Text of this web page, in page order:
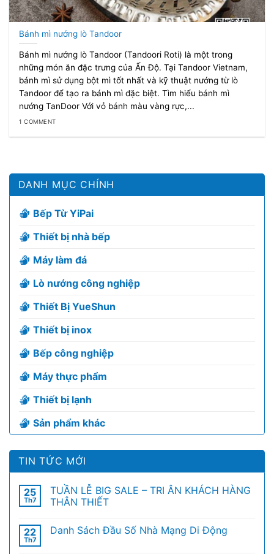
Bánh mì nướng lò Tandoor
Bánh mì nướng lò Tandoor (Tandoori Roti) là một trong
những món ăn đặc trưng của Ấn Độ. Tại Tandoor Vietnam,
bánh mì sử dụng bột mì tốt nhất và kỹ thuật nướng từ lò
Tandoor để tạo ra bánh mì đặc biệt. Tìm hiểu bánh mì
nướng TanDoor Với vỏ bánh màu vàng rực,...
1 COMMENT
DANH MỤC CHÍNH
Bếp Từ YiPai
Thiết bị nhà bếp
Máy làm đá
Lò nướng công nghiệp
Thiết Bị YueShun
Thiết bị inox
Bếp công nghiệp
Máy thực phẩm
Thiết bị lạnh
Sản phẩm khác
TIN TỨC MỚI
25
Th7
TUẦN LỄ BIG SALE – TRI ÂN KHÁCH HÀNG
THÂN THIẾT
22
Th7
Danh Sách Đầu Số Nhà Mạng Di Động